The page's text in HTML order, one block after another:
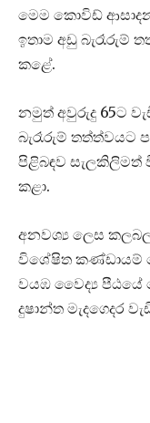
මෙම කොවිඩ්
ඉතාම අඩු
කළේ.
නමුත් අවුරුදු 65ට
බැරෑරුම් තත්ත්වයට
පිළිබඳව සැලකිලිමත්
කළා.
අනවශ්‍ය ලෙස
විශේෂිත කණ්ඩායම්
වයඹ වෛද්‍ය පීඨයේ
දුෂාන්ත මැදගෙදර